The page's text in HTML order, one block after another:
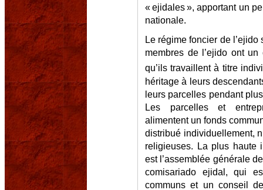
« ejidales », apportant un
nationale.
Le régime foncier de
membres de l’ejido ont
qu’ils travaillent à titre
héritage à leurs
leurs parcelles pendant
Les parcelles et
alimentent un fonds
distribué individuellement,
religieuses. La plus haute
est l’assemblée générale
comisariado ejidal, qui
communs et un conseil